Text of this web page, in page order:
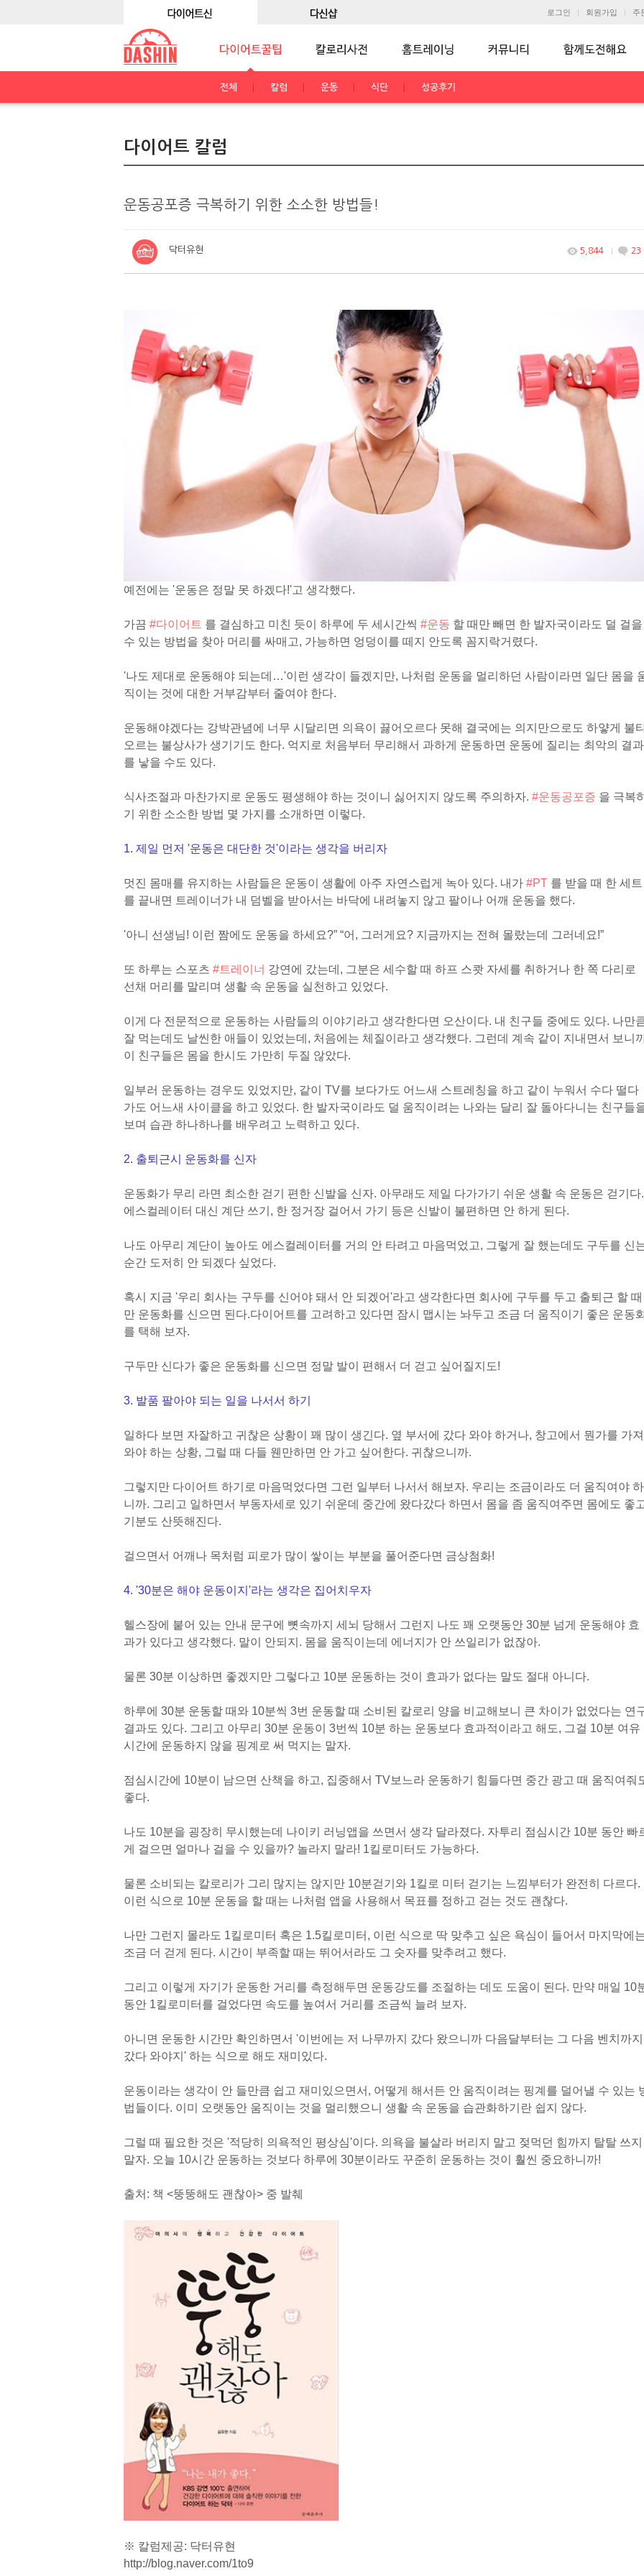
로그인 회원가입 주
전체 칼럼 운동 식단 성공후기
다이어트 칼럼
운동공포증 극복하기 위한 소소한 방법들!
닥터유현 5,844 23
예전에는 '운동은 정말 못 하겠다!'고 생각했다.
가끔 #다이어트 를 결심하고 미친 듯이 하루에 두 세시간씩 #운동 할 때만 빼면 한 발자국이라도 덜 걸을
수 있는 방법을 찾아 머리를 싸매고, 가능하면 엉덩이를 떼지 안도록 꼼지락거렸다.
'나도 제대로 운동해야 되는데…'이런 생각이 들겠지만, 나처럼 운동을 멀리하던 사람이라면 일단 몸을
직이는 것에 대한 거부감부터 줄여야 한다.
운동해야겠다는 강박관념에 너무 시달리면 의욕이 끓어오르다 못해 결국에는 의지만으로도 하얗게 불
오르는 불상사가 생기기도 한다. 억지로 처음부터 무리해서 과하게 운동하면 운동에 질리는 최악의 결과
를 낳을 수도 있다.
식사조절과 마찬가지로 운동도 평생해야 하는 것이니 싫어지지 않도록 주의하자. #운동공포증 을 극복
기 위한 소소한 방법 몇 가지를 소개하면 이렇다.
1. 제일 먼저 '운동은 대단한 것'이라는 생각을 버리자
멋진 몸매를 유지하는 사람들은 운동이 생활에 아주 자연스럽게 녹아 있다. 내가 #PT 를 받을 때 한 세트
를 끝내면 트레이너가 내 덤벨을 받아서는 바닥에 내려놓지 않고 팔이나 어깨 운동을 했다.
'아니 선생님! 이런 짬에도 운동을 하세요?” “어, 그러게요? 지금까지는 전혀 몰랐는데 그러네요!”
또 하루는 스포츠 #트레이너 강연에 갔는데, 그분은 세수할 때 하프 스쾃 자세를 취하거나 한 쪽 다리로
선채 머리를 말리며 생활 속 운동을 실천하고 있었다.
이게 다 전문적으로 운동하는 사람들의 이야기라고 생각한다면 오산이다. 내 친구들 중에도 있다. 나만
잘 먹는데도 날씬한 애들이 있었는데, 처음에는 체질이라고 생각했다. 그런데 계속 같이 지내면서 보니
이 친구들은 몸을 한시도 가만히 두질 않았다.
일부러 운동하는 경우도 있었지만, 같이 TV를 보다가도 어느새 스트레칭을 하고 같이 누워서 수다 떨다
가도 어느새 사이클을 하고 있었다. 한 발자국이라도 덜 움직이려는 나와는 달리 잘 돌아다니는 친구들
보며 습관 하나하나를 배우려고 노력하고 있다.
2. 출퇴근시 운동화를 신자
운동화가 무리 라면 최소한 걷기 편한 신발을 신자. 아무래도 제일 다가가기 쉬운 생활 속 운동은 걷기다.
에스컬레이터 대신 계단 쓰기, 한 정거장 걸어서 가기 등은 신발이 불편하면 안 하게 된다.
나도 아무리 계단이 높아도 에스컬레이터를 거의 안 타려고 마음먹었고, 그렇게 잘 했는데도 구두를 신
순간 도저히 안 되겠다 싶었다.
혹시 지금 '우리 회사는 구두를 신어야 돼서 안 되겠어'라고 생각한다면 회사에 구두를 두고 출퇴근 할 때
만 운동화를 신으면 된다.다이어트를 고려하고 있다면 잠시 맵시는 놔두고 조금 더 움직이기 좋은 운동
를 택해 보자.
구두만 신다가 좋은 운동화를 신으면 정말 발이 편해서 더 걷고 싶어질지도!
3. 발품 팔아야 되는 일을 나서서 하기
일하다 보면 자잘하고 귀찮은 상황이 꽤 많이 생긴다. 옆 부서에 갔다 와야 하거나, 창고에서 뭔가를 가져
와야 하는 상황, 그럴 때 다들 웬만하면 안 가고 싶어한다. 귀찮으니까.
그렇지만 다이어트 하기로 마음먹었다면 그런 일부터 나서서 해보자. 우리는 조금이라도 더 움직여야 하
니까. 그리고 일하면서 부동자세로 있기 쉬운데 중간에 왔다갔다 하면서 몸을 좀 움직여주면 몸에도 좋
기분도 산뜻해진다.
걸으면서 어깨나 목처럼 피로가 많이 쌓이는 부분을 풀어준다면 금상첨화!
4. '30분은 해야 운동이지'라는 생각은 집어치우자
헬스장에 붙어 있는 안내 문구에 뼛속까지 세뇌 당해서 그런지 나도 꽤 오랫동안 30분 넘게 운동해야 효
과가 있다고 생각했다. 말이 안되지. 몸을 움직이는데 에너지가 안 쓰일리가 없잖아.
물론 30분 이상하면 좋겠지만 그렇다고 10분 운동하는 것이 효과가 없다는 말도 절대 아니다.
하루에 30분 운동할 때와 10분씩 3번 운동할 때 소비된 칼로리 양을 비교해보니 큰 차이가 없었다는 연
결과도 있다. 그리고 아무리 30분 운동이 3번씩 10분 하는 운동보다 효과적이라고 해도, 그걸 10분 여유
시간에 운동하지 않을 핑계로 써 먹지는 말자.
점심시간에 10분이 남으면 산책을 하고, 집중해서 TV보느라 운동하기 힘들다면 중간 광고 때 움직여줘
좋다.
나도 10분을 굉장히 무시했는데 나이키 러닝앱을 쓰면서 생각 달라졌다. 자투리 점심시간 10분 동안 빠
게 걸으면 얼마나 걸을 수 있을까? 놀라지 말라! 1킬로미터도 가능하다.
물론 소비되는 칼로리가 그리 많지는 않지만 10분걷기와 1킬로 미터 걷기는 느낌부터가 완전히 다르다.
이런 식으로 10분 운동을 할 때는 나처럼 앱을 사용해서 목표를 정하고 걷는 것도 괜찮다.
나만 그런지 몰라도 1킬로미터 혹은 1.5킬로미터, 이런 식으로 딱 맞추고 싶은 욕심이 들어서 마지막에
조금 더 걷게 된다. 시간이 부족할 때는 뛰어서라도 그 숫자를 맞추려고 했다.
그리고 이렇게 자기가 운동한 거리를 측정해두면 운동강도를 조절하는 데도 도움이 된다. 만약 매일 10
동안 1킬로미터를 걸었다면 속도를 높여서 거리를 조금씩 늘려 보자.
아니면 운동한 시간만 확인하면서 '이번에는 저 나무까지 갔다 왔으니까 다음달부터는 그 다음 벤치까지
갔다 와야지' 하는 식으로 해도 재미있다.
운동이라는 생각이 안 들만큼 쉽고 재미있으면서, 어떻게 해서든 안 움직이려는 핑계를 덜어낼 수 있는
법들이다. 이미 오랫동안 움직이는 것을 멀리했으니 생활 속 운동을 습관화하기란 쉽지 않다.
그럴 때 필요한 것은 '적당히 의욕적인 평상심'이다. 의욕을 불살라 버리지 말고 젖먹던 힘까지 탈탈 쓰지
말자. 오늘 10시간 운동하는 것보다 하루에 30분이라도 꾸준히 운동하는 것이 훨씬 중요하니까!
출처: 책 <뚱뚱해도 괜찮아> 중 발췌
※ 칼럼제공: 닥터유현
http://blog.naver.com/1to9